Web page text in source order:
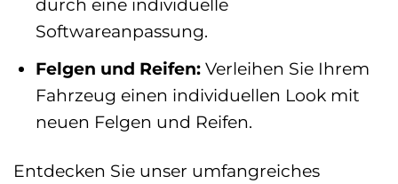
durch eine individuelle
Softwareanpassung.
Felgen und Reifen:Verleihen Sie Ihrem
Fahrzeug einen individuellen Look mit
neuen Felgen und Reifen.
Entdecken Sie unser umfangreiches